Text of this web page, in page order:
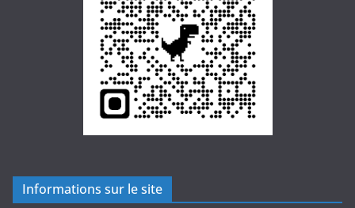
Informations sur le site